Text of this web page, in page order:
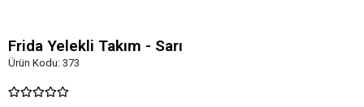
Frida Yelekli Takım - Sarı
Ürün Kodu: 373